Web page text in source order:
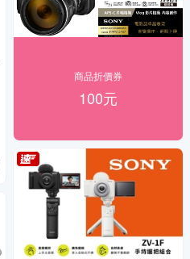
商品折價券
100元